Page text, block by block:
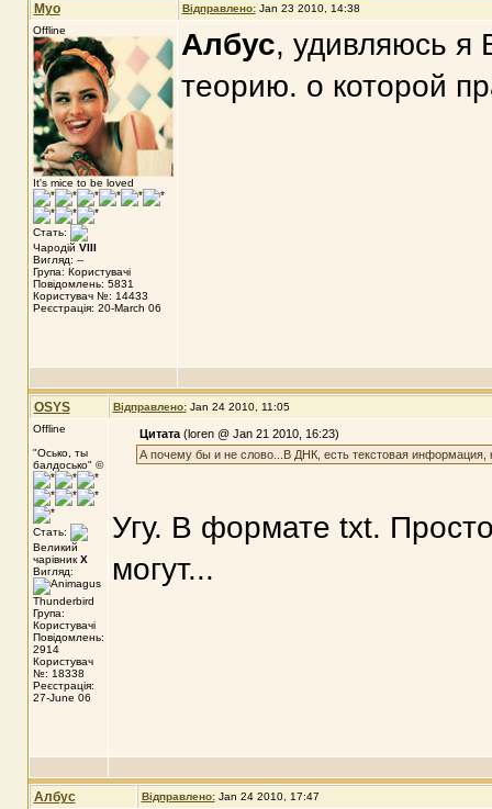
Myo Відправлено: Jan 23 2010, 14:38
Offline
It's mice to be loved
Стать:
Чародій VIII
Вигляд: --
Група: Користувачі
Повідомлень: 5831
Користувач №: 14433
Реєстрація: 20-March 06
Албус, удивляюсь я
теорию. о которой
OSYS Відправлено: Jan 24 2010, 11:05
Offline
"Осько, ты
балдосько" ©
Стать:
Великий
чарівник X
Вигляд:
Група:
Користувачі
Повідомлень:
2914
Користувач
№: 18338
Реєстрація:
27-June 06
Цитата (loren @ Jan 21 2010, 16:23)
А почему бы и не слово...В ДНК, есть текстовая информация,
Угу. В формате txt.
могут...
Албус Відправлено: Jan 24 2010, 17:47